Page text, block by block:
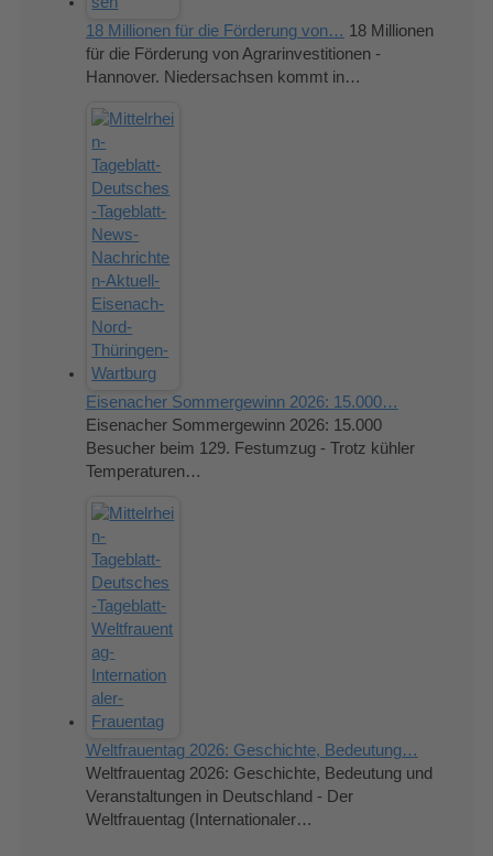
18 Millionen für die Förderung von… 18 Millionen
für die Förderung von Agrarinvestitionen -
Hannover. Niedersachsen kommt in…
Eisenacher Sommergewinn 2026: 15.000…
Eisenacher Sommergewinn 2026: 15.000
Besucher beim 129. Festumzug - Trotz kühler
Temperaturen…
Weltfrauentag 2026: Geschichte, Bedeutung…
Weltfrauentag 2026: Geschichte, Bedeutung und
Veranstaltungen in Deutschland - Der
Weltfrauentag (Internationaler…